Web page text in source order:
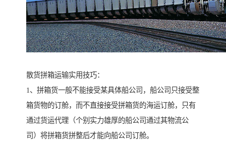
散货拼箱运输实用技巧：
1、拼箱货一般不能接受某具体船公司，船公司只接受整
箱货物的订舱，而不直接接受拼箱货的海运订舱，只有
通过货运代理（个别实力雄厚的船公司通过其物流公
司）将拼箱货拼整后才能向船公司订舱。